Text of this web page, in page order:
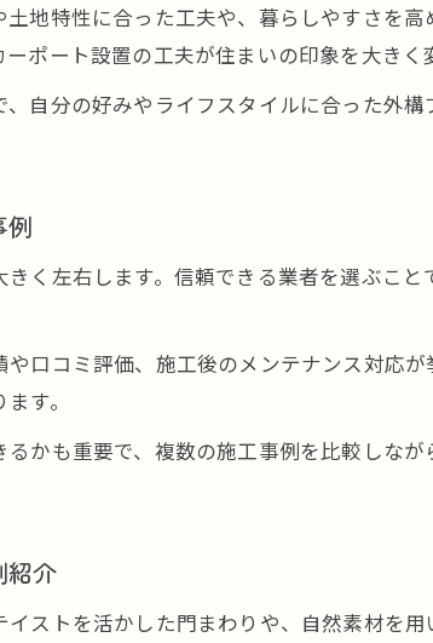
外構工事業者選びで確認すべき奈良
奈良県の外構工事で失敗しない比較ポ
外構工事の見積もりで注意したい奈
機能性とデザイン性を兼ね備えた外
奈良で選ばれる外構工事のコスト削
機能性重視の外構工事事例と奈良の
外構工事リフォームのビフォーアフ
地特性に合った工夫や、暮らしやすさを
ポート設置の工夫が住まいの印象を大きく
自分の好みやライフスタイルに合った外
例
く左右します。信頼できる業者を選ぶこ
口コミ評価、施工後のメンテナンス対応
す。
かも重要で、複数の施工事例を比較しな
紹介
ストを活かした門まわりや、自然素材を